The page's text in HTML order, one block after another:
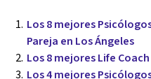
Los 8 mejores
Pareja en Los Ángeles
Los 8 mejores Life
Los 4 mejores